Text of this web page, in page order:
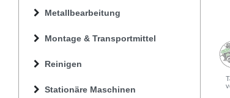
Metallbearbeitung
Montage & Transportmittel
Reinigen
Stationäre Maschinen